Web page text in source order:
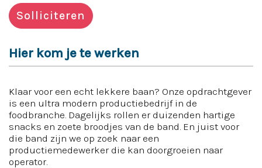
Solliciteren
Hier kom je te werken
Klaar voor een echt lekkere baan? Onze opdrachtgever
is een ultra modern productiebedrijf in de
foodbranche. Dagelijks rollen er duizenden hartige
snacks en zoete broodjes van de band. En juist voor
die band zijn we op zoek naar een
productiemedewerker die kan doorgroeien naar
operator.